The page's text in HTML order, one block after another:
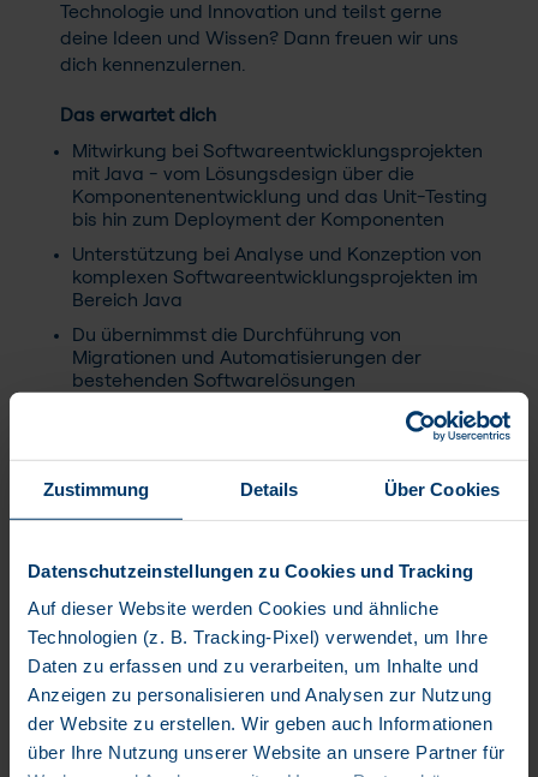
Zustimmung Details Über Cookies
Datenschutzeinstellungen zu Cookies und Tracking
Auf dieser Website werden Cookies und ähnliche
Technologien (z. B. Tracking-Pixel) verwendet, um Ihre
Daten zu erfassen und zu verarbeiten, um Inhalte und
Anzeigen zu personalisieren und Analysen zur Nutzung
der Website zu erstellen. Wir geben auch Informationen
über Ihre Nutzung unserer Website an unsere Partner für
Technologie und Innovation und teilst gerne
deine Ideen und Wissen? Dann freuen wir uns
dich kennenzulernen.
Das erwartet dich
Mitwirkung bei Softwareentwicklungsprojekten
mit Java - vom Lösungsdesign über die
Komponentenentwicklung und das Unit-Testing
bis hin zum Deployment der Komponenten
Unterstützung bei Analyse und Konzeption von
komplexen Softwareentwicklungsprojekten im
Bereich Java
Du übernimmst die Durchführung von
Migrationen und Automatisierungen der
bestehenden Softwarelösungen
Mitarbeit bei technischen Lösungskonzepten
unseren System Engineering Spezialisten
Das bringst du mit
Hochschulabschluss (ETH, FH, Uni, HF) in
Informatik oder einem ähnlichen Bereich sowie
mindestens drei Jahre Erfahrung in der
Softwareentwicklung.
Fundierte Kenntnisse in der